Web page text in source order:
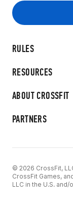
RULES
RESOURCES
ABOUT CROSSFIT
PARTNERS
© 2026 CrossFit,
CrossFit Games,
LLC in the U.S.